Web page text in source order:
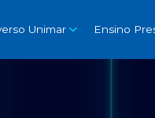
Unimar Ensino